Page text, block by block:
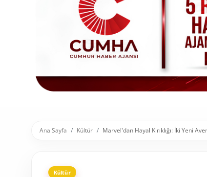
Sivil Toplum Kuruluşları
Kamu Kurumları ve Üst Kurullar
Resmi Reklamlar
Ana Sayfa Kültür Marvel'dan Hayal Kırıklığı: İki Yeni
Kültür